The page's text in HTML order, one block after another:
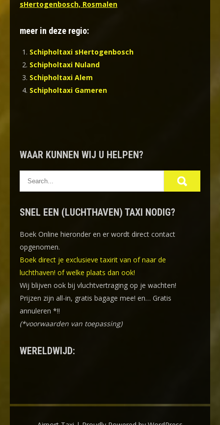
sHertogenbosch, Rosmalen
meer in deze regio:
Schipholtaxi sHertogenbosch
Schipholtaxi Nuland
Schipholtaxi Alem
Schipholtaxi Gameren
WAAR KUNNEN WIJ U HELPEN?
SNEL EEN (LUCHTHAVEN) TAXI NODIG?
Boek Online hieronder en er wordt direct contact
opgenomen.
Boek direct je exclusieve taxirit van of naar de
luchthaven! of welke plaats dan ook!
Wij blijven ook bij vluchtvertraging op je wachten!
Prijzen zijn all-in, gratis bagage mee! en… Gratis
annuleren *!!
(*voorwaarden van toepassing)
WERELDWIJD: